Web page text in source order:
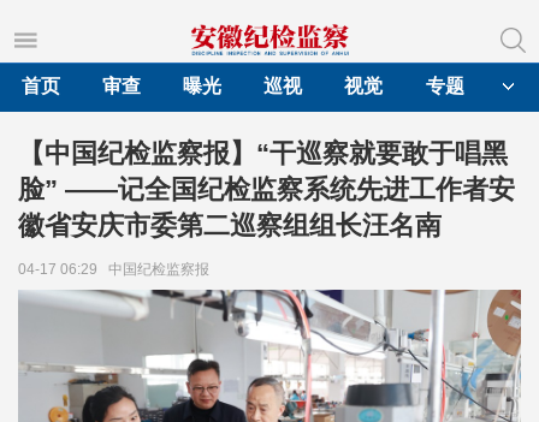
首页
审查 曝光 巡视 视觉 专题
【中国纪检监察报】“干巡察就要敢于唱黑
脸” ——记全国纪检监察系统先进工作者安
徽省安庆市委第二巡察组组长汪名南
04-17 06:29 中国纪检监察报